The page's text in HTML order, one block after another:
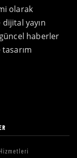
olarak
yayın
haberler